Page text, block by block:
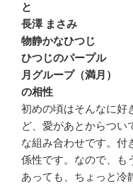
と
長澤 まさみ
物静かなひつじ
ひつじのパープル
月グループ（満月）
の相性
初めの頃はそんなに好
ど、愛があとからつい
な組み合わせです。付
係性です。なので、も
あっても、ちょっと冷